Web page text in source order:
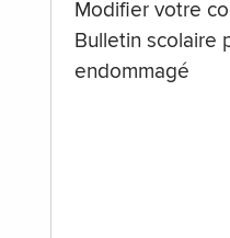
Modifier votre
Bulletin scolaire
endommagé